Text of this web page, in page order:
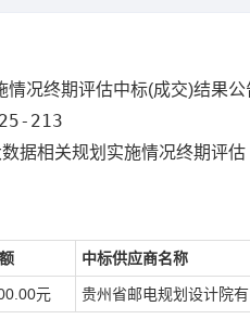
情况终期评估中标(成交)结果公
213
据相关规划实施情况终期评估
中标供应商名称
元 贵州省邮电规划设计院